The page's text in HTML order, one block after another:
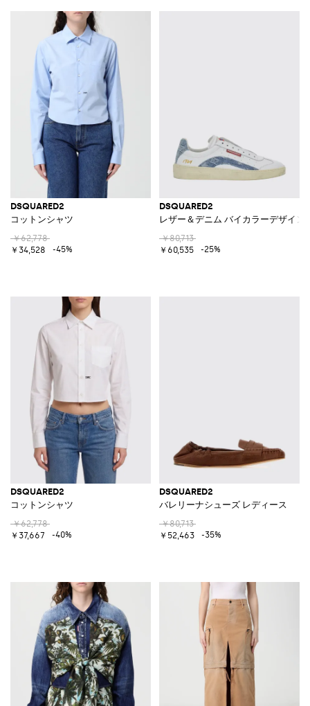
DSQUARED2
コットンシャツ
￥62,778
￥34,528
-45%
DSQUARED2
レザー＆デニム バイカラーデザイン
￥80,713
￥60,535
-25%
DSQUARED2
コットンシャツ
￥62,778
￥37,667
-40%
DSQUARED2
バレリーナシューズ レディース
￥80,713
￥52,463
-35%